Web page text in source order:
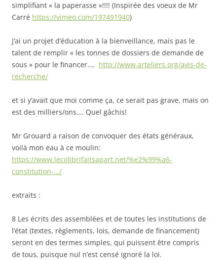
simplifiant « la paperasse »!!!! (Inspirée des voeux de Mr
Carré https://vimeo.com/197491940)
J’ai un projet d’éducation à la bienveillance, mais pas le
talent de remplir « les tonnes de dossiers de demande de
sous » pour le financer…. http://www.arteliers.org/avis-de-
recherche/
et si y’avait que moi comme ça, ce serait pas grave, mais on
est des milliers/ons…. Quel gâchis!
Mr Grouard a raison de convoquer des états généraux,
voilà mon eau à ce moulin:
https://www.lecolibrifaitsapart.net/%e2%99%a6-
constitution-…/
extraits :
8 Les écrits des assemblées et de toutes les institutions de
l’état (textes, règlements, lois, demande de financement)
seront en des termes simples, qui puissent être compris
de tous, puisque nul n’est censé ignoré la loi.